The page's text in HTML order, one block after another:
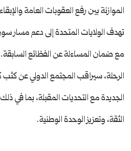
الموازنة بين رفع العقوبات العامة
تهدف الولايات المتحدة إلى دعم مسار
مع ضمان المساءلة عن الفظائع
الرحلة، سيراقب المجتمع الدولي عن
الجديدة مع التحديات المقبلة، بما في ذلك
الثقة، وتعزيز الوحدة الوطنية.